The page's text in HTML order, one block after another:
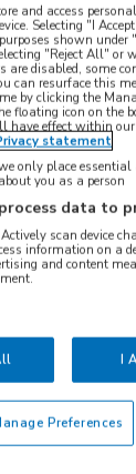
Journal of
myelopathie.
neurologische
Het doel
was om
te
van 70
and access
Selecting "I
shown under
"Reject All" or
disabled, some
can resurface this
by clicking the
floating icon on the
have effect within
statement
only place
you as a person
data to
scan device
information on a
and content
I
Preferences